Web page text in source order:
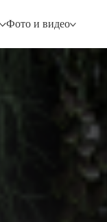
Фото и видео